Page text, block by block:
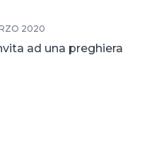
2020
ad una preghiera